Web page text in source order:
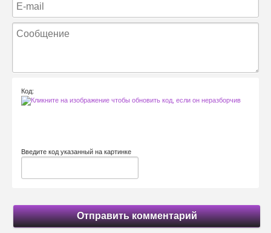
Код:
Введите код указанный на картинке
Отправить комментарий